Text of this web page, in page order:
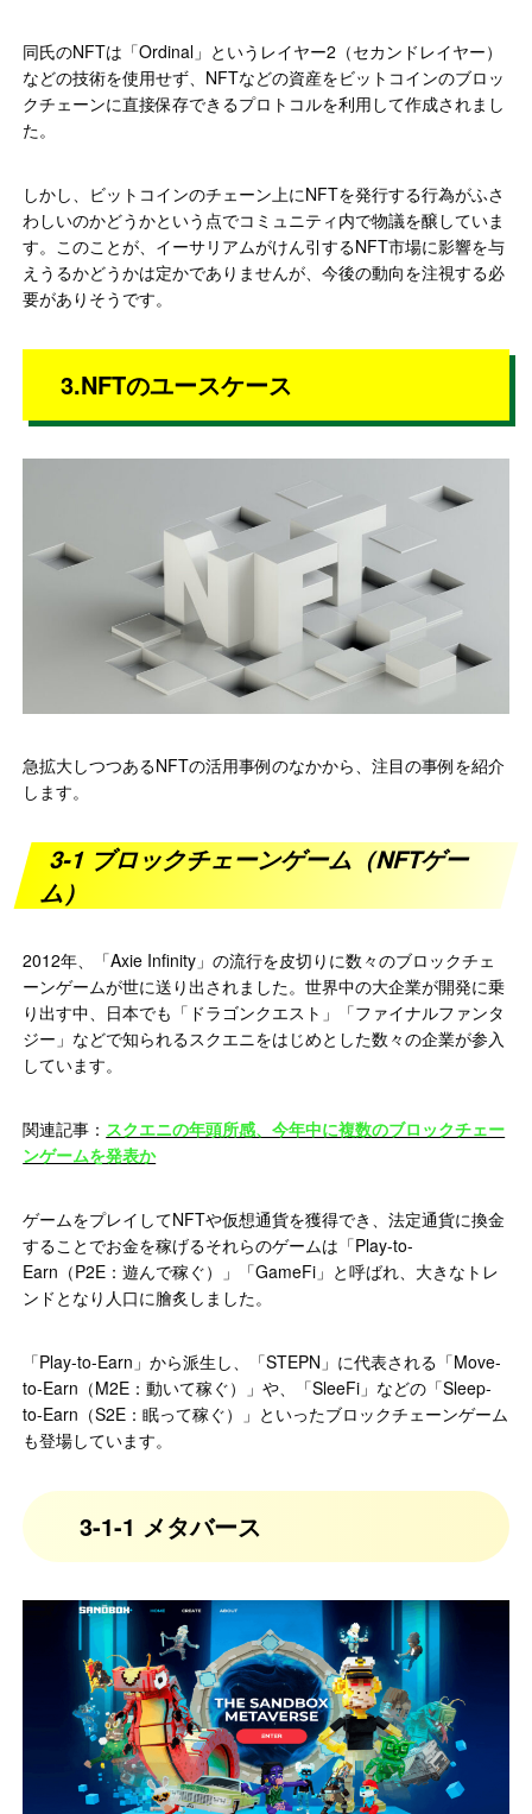
同氏のNFTは「Ordinal」というレイヤー2（セカンドレイヤー）
などの技術を使用せず、NFTなどの資産をビットコインのブロッ
クチェーンに直接保存できるプロトコルを利用して作成されまし
た。
しかし、ビットコインのチェーン上にNFTを発行する行為がふさ
わしいのかどうかという点でコミュニティ内で物議を醸していま
す。このことが、イーサリアムがけん引するNFT市場に影響を与
えうるかどうかは定かでありませんが、今後の動向を注視する必
要がありそうです。
3.NFTのユースケース
急拡大しつつあるNFTの活用事例のなかから、注目の事例を紹介
します。
3-1 ブロックチェーンゲーム（NFTゲー
ム）
2012年、「Axie Infinity」の流行を皮切りに数々のブロックチェ
ーンゲームが世に送り出されました。世界中の大企業が開発に乗
り出す中、日本でも「ドラゴンクエスト」「ファイナルファンタ
ジー」などで知られるスクエニをはじめとした数々の企業が参入
しています。
関連記事： スクエニの年頭所感、今年中に複数のブロックチェー
ンゲームを発表か
ゲームをプレイしてNFTや仮想通貨を獲得でき、法定通貨に換金
することでお金を稼げるそれらのゲームは「Play-to-
Earn（P2E：遊んで稼ぐ）」「GameFi」と呼ばれ、大きなトレ
ンドとなり人口に膾炙しました。
「Play-to-Earn」から派生し、「STEPN」に代表される「Move-
to-Earn（M2E：動いて稼ぐ）」や、「SleeFi」などの「Sleep-
to-Earn（S2E：眠って稼ぐ）」といったブロックチェーンゲーム
も登場しています。
3-1-1 メタバース